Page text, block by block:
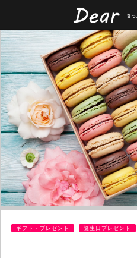
ギフト・プレゼント 誕生日プレゼント